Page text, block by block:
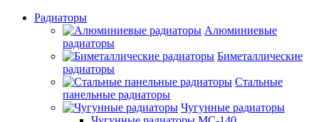
Радиаторы
Алюминиевые
радиаторы
Биметаллические
радиаторы
Стальные
панельные радиаторы
Чугунные радиаторы